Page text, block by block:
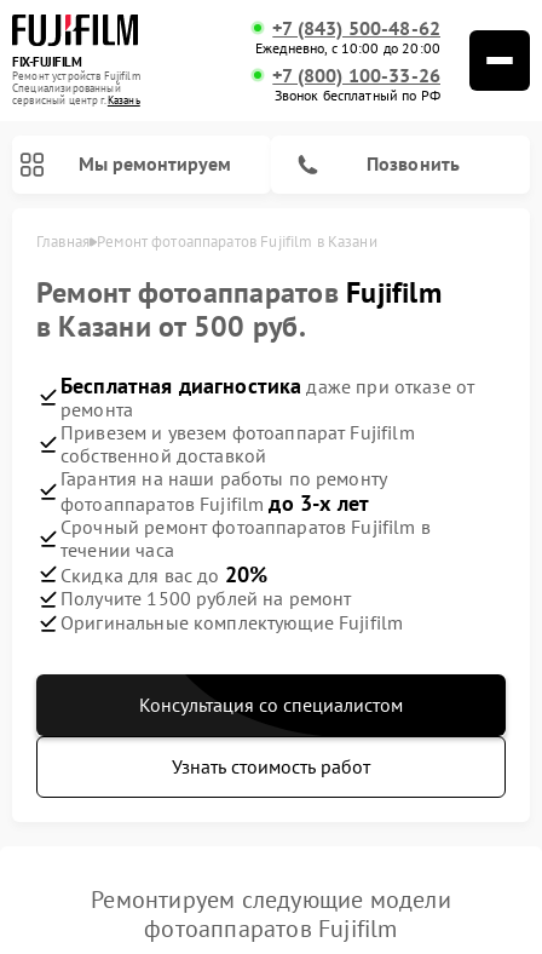
FIX-FUJIFILM
Ремонт устройств Fujifilm
Специализированный
cервисный центр г.Казань
+7 (843) 500-48-62
Ежедневно, с 10:00 до 20:00
+7 (800) 100-33-26
Звонок бесплатный по РФ
Мы ремонтируем Позвонить
Главная Ремонт фотоаппаратов Fujifilm в Казани
Ремонт фотоаппаратов Fujifilm
в Казани от 500 руб.
Бесплатная диагностика даже при отказе от
ремонта
Привезем и увезем фотоаппарат Fujifilm
собственной доставкой
Гарантия на наши работы по ремонту
фотоаппаратов Fujifilmдо 3-х лет
Срочный ремонт фотоаппаратов Fujifilm в
течении часа
Скидка для вас до 20%
Получите 1500 рублей на ремонт
Оригинальные комплектующие Fujifilm
Консультация со специалистом
Узнать стоимость работ
Ремонтируем следующие модели
фотоаппаратов Fujifilm